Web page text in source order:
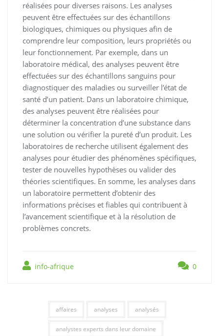
réalisées pour diverses raisons. Les analyses
peuvent être effectuées sur des échantillons
biologiques, chimiques ou physiques afin de
comprendre leur composition, leurs propriétés ou
leur fonctionnement. Par exemple, dans un
laboratoire médical, des analyses peuvent être
effectuées sur des échantillons sanguins pour
diagnostiquer des maladies ou surveiller l’état de
santé d’un patient. Dans un laboratoire chimique,
des analyses peuvent être réalisées pour
déterminer la concentration d’une substance dans
une solution ou vérifier la pureté d’un produit. Les
laboratoires de recherche utilisent également des
analyses pour étudier des phénomènes spécifiques,
tester de nouvelles hypothèses ou valider des
théories scientifiques. En somme, les analyses dans
un laboratoire permettent d’obtenir des
informations précises et fiables qui contribuent à
l’avancement scientifique et à la résolution de
problèmes concrets.
info-afrique 0
affaires analyses analysés
analystes experts dans leur domaine